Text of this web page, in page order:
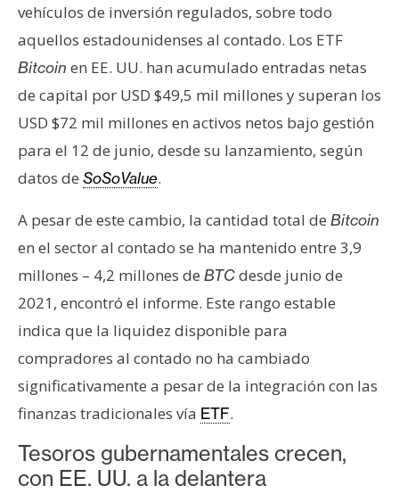
vehículos de inversión regulados, sobre todo
aquellos estadounidenses al contado. Los ETF
Bitcoin en EE. UU. han acumulado entradas netas
de capital por USD $49,5 mil millones y superan los
USD $72 mil millones en activos netos bajo gestión
para el 12 de junio, desde su lanzamiento, según
datos de SoSoValue.
A pesar de este cambio, la cantidad total de Bitcoin
en el sector al contado se ha mantenido entre 3,9
millones – 4,2 millones de BTCdesde junio de
2021, encontró el informe. Este rango estable
indica que la liquidez disponible para
compradores al contado no ha cambiado
significativamente a pesar de la integración con las
finanzas tradicionales vía ETF.
Tesoros gubernamentales crecen,
con EE. UU. a la delantera